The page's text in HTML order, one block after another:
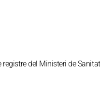
del Ministeri de Sanitat